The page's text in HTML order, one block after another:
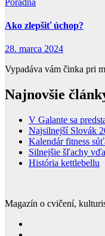
Ako zlepšiť úchop?
28. marca 2024
Vypadáva vám činka pri
Najnovšie
V Galante sa
Najsilnejší Slovák
Kalendár fitness
Silnejšie šľachy
História kettlebellu
Magazín o cvičení,